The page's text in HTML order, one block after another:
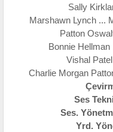
Sally
Marshawn Lynch ...
Patton
Bonnie
Vishal
Charlie Morgan
Ses
Ses.
Yrd.